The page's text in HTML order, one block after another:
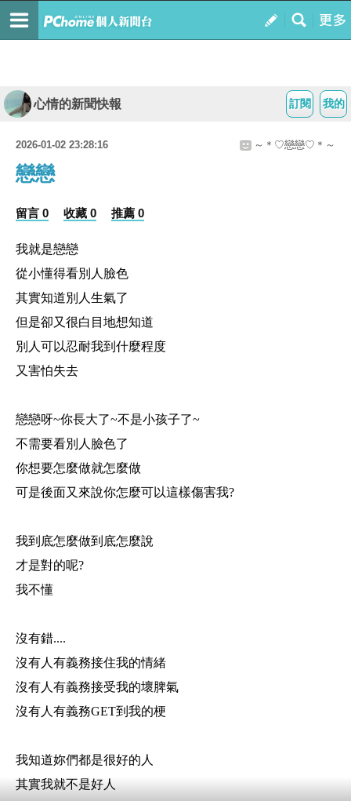
我的
訂閱
心情的新聞快報
2026-01-02 23:28:16 ～＊♡戀戀♡＊～
戀戀
留言 0 收藏 0 推薦 0
我就是戀戀
從小懂得看別人臉色
其實知道別人生氣了
但是卻又很白目地想知道
別人可以忍耐我到什麼程度
又害怕失去
戀戀呀~你長大了~不是小孩子了~
不需要看別人臉色了
你想要怎麼做就怎麼做
可是後面又來說你怎麼可以這樣傷害我?
我到底怎麼做到底怎麼說
才是對的呢?
我不懂
沒有錯....
沒有人有義務接住我的情緒
沒有人有義務接受我的壞脾氣
沒有人有義務GET到我的梗
我知道妳們都是很好的人
其實我就不是好人